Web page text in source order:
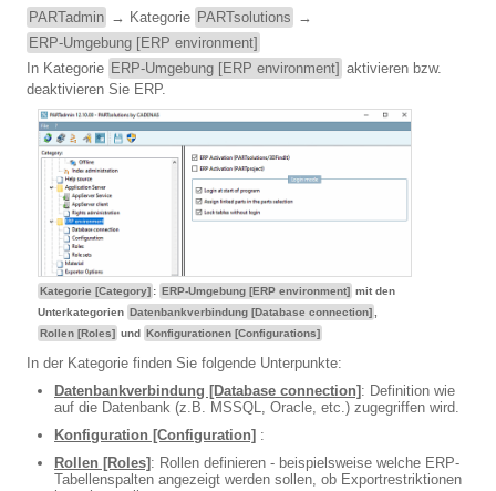
PARTadmin → Kategorie PARTsolutions →
ERP-Umgebung [ERP environment]
In Kategorie ERP-Umgebung [ERP environment] aktivieren bzw.
deaktivieren Sie ERP.
Kategorie [Category] : ERP-Umgebung [ERP environment] mit den
Unterkategorien Datenbankverbindung [Database connection]
Rollen [Roles] und Konfigurationen [Configurations]
In der Kategorie finden Sie folgende Unterpunkte:
Datenbankverbindung [Database connection]: Definition wie
auf die Datenbank (z.B. MSSQL, Oracle, etc.) zugegriffen wird.
Konfiguration [Configuration] :
Rollen [Roles]: Rollen definieren - beispielsweise welche ERP-
Tabellenspalten angezeigt werden sollen, ob Exportrestriktionen